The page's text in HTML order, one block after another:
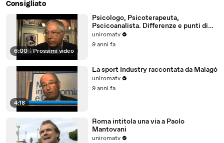
Consigliato
6:00 | Prossimi video
Psicologo, Psicoterapeuta,
Pscicoanalista. Differenze e punti di
incontro
uniromatv
9 anni fa
4:18
La sport Industry raccontata da Malagò
uniromatv
9 anni fa
Roma intitola una via a Paolo
Mantovani
uniromatv